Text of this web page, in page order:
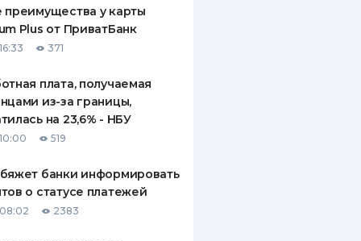
преимущества у карты
Plus от ПриватБанк
371
плата, получаемая
из-за границы,
на 23,6% - НБУ
519
банки информировать
о статусе платежей
2383